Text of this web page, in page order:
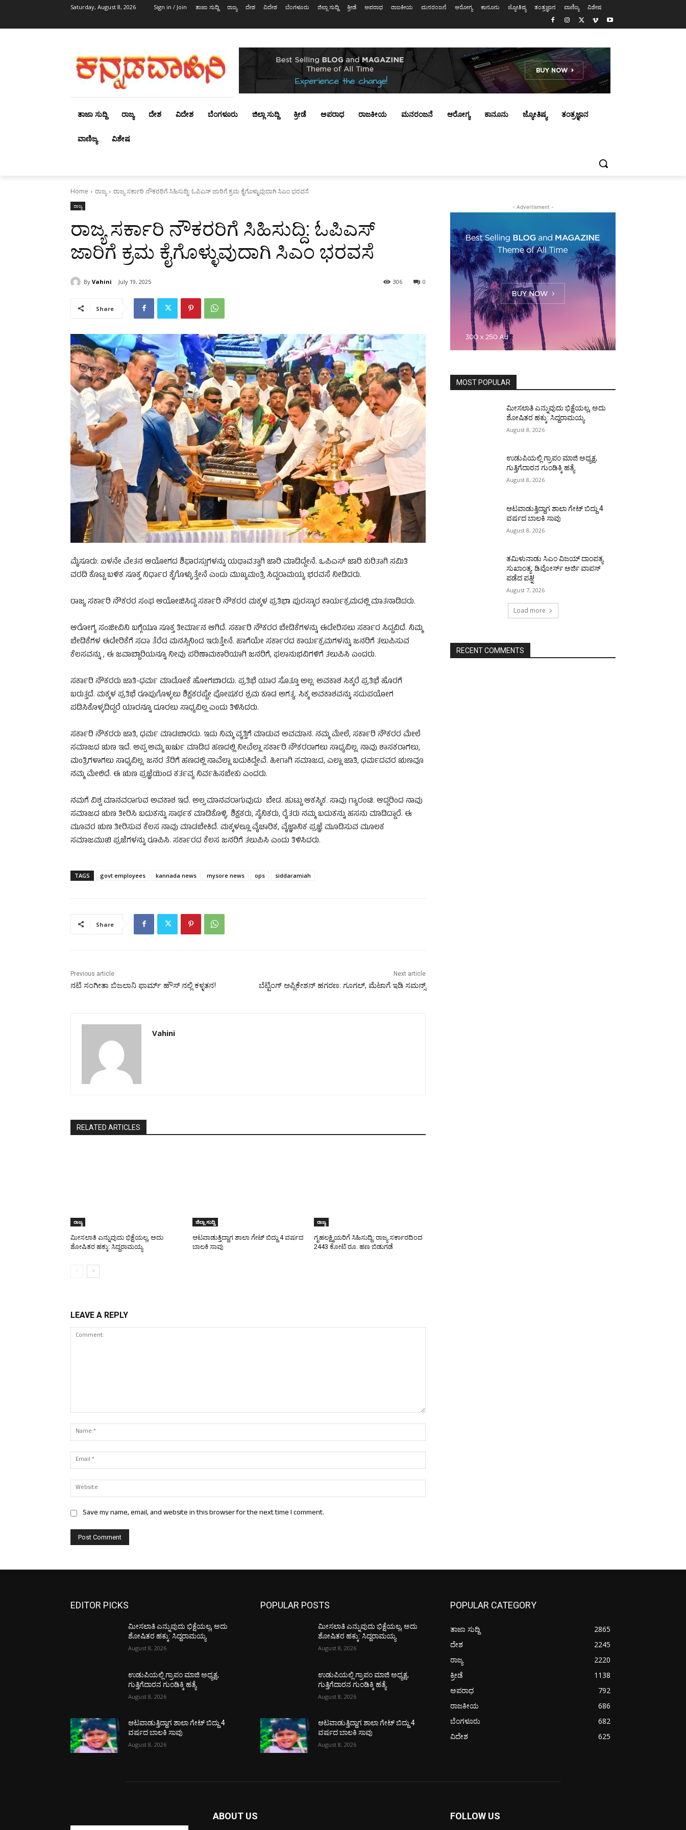
Saturday, August 8, 2026 Sign in / Join ತಾಜಾ ಸುದ್ದಿ ರಾಜ್ಯ ದೇಶ ವಿದೇಶ ಬೆಂಗಳೂರು ಜಿಲ್ಲಾ ಸುದ್ದಿ ಕ್ರೀಡೆ ಅಪರಾಧ ರಾಜಕೀಯ ಮನರಂಜನೆ ಆರೋಗ್ಯ ಕಾನೂನು ಜ್ಯೋತಿಷ್ಯ ತಂತ್ರಜ್ಞಾನ ವಾಣಿಜ್ಯ ವಿಶೇಷ
ತಾಜಾ ಸುದ್ದಿ ರಾಜ್ಯ ದೇಶ ವಿದೇಶ ಬೆಂಗಳೂರು ಜಿಲ್ಲಾ ಸುದ್ದಿ ಕ್ರೀಡೆ ಅಪರಾಧ ರಾಜಕೀಯ ಮನರಂಜನೆ ಆರೋಗ್ಯ ಕಾನೂನು ಜ್ಯೋತಿಷ್ಯ ತಂತ್ರಜ್ಞಾನ
ವಾಣಿಜ್ಯ ವಿಶೇಷ
Home ರಾಜ್ಯ ರಾಜ್ಯ ಸರ್ಕಾರಿ ನೌಕರರಿಗೆ ಸಿಹಿಸುದ್ದಿ: ಓಪಿಎಸ್ ಜಾರಿಗೆ ಕ್ರಮ ಕೈಗೊಳ್ಳುವುದಾಗಿ ಸಿಎಂ ಭರವಸೆ
ರಾಜ್ಯ
ರಾಜ್ಯ ಸರ್ಕಾರಿ ನೌಕರರಿಗೆ ಸಿಹಿಸುದ್ದಿ: ಓಪಿಎಸ್
ಜಾರಿಗೆ ಕ್ರಮ ಕೈಗೊಳ್ಳುವುದಾಗಿ ಸಿಎಂ ಭರವಸೆ
By Vahini July 19, 2025 0
306
Share
ಮೈಸೂರು: ಏಳನೇ ವೇತನ‌ ಆಯೋಗದ ಶಿಫಾರಸ್ಸುಗಳನ್ನು ಯಥಾವತ್ತಾಗಿ ಜಾರಿ ಮಾಡಿದ್ದೇನೆ. ಒಪಿಎಸ್ ಜಾರಿ ಕುರಿತಾಗಿ ಸಮಿತಿ
ವರದಿ ಕೊಟ್ಟ ಬಳಿಕ‌ ಸೂಕ್ತ ನಿರ್ಧಾರ ಕೈಗೊಳ್ಳುತ್ತೇನೆ ಎಂದು ಮುಖ್ಯಮಂತ್ರಿ ಸಿದ್ದರಾಮಯ್ಯ ಭರವಸೆ ನೀಡಿದರು.
ರಾಜ್ಯ ಸರ್ಕಾರಿ ನೌಕರರ ಸಂಘ ಆಯೋಜಿಸಿದ್ದ ಸರ್ಕಾರಿ ನೌಕರರ ಮಕ್ಕಳ ಪ್ರತಿಭಾ ಪುರಸ್ಕಾರ ಕಾರ್ಯಕ್ರಮದಲ್ಲಿ ಮಾತನಾಡಿದರು.
ಆರೋಗ್ಯ ಸಂಜೀವಿನಿ ಬಗ್ಗೆಯೂ ಸೂಕ್ತ ತೀರ್ಮಾನ ಆಗಿದೆ. ಸರ್ಕಾರಿ ನೌಕರರ ಬೇಡಿಕೆಗಳನ್ನು ಈಡೇರಿಸಲು ಸರ್ಕಾರ ಸಿದ್ದವಿದೆ. ನಿಮ್ಮ
ಬೇಡಿಕೆಗಳ ಈಡೇರಿಕೆಗೆ ಸದಾ ತೆರೆದ ಮನಸ್ಸಿನಿಂದ ಇರುತ್ತೇನೆ. ಹಾಗೆಯೇ ಸರ್ಕಾರದ ಕಾರ್ಯಕ್ರಮಗಳನ್ನು ಜನರಿಗೆ ತಲುಪಿಸುವ
ಕೆಲಸವನ್ನು , ಈ ಜವಾಬ್ದಾರಿಯನ್ನೂ ನೀವು ಪರಿಣಾಮಕಾರಿಯಾಗಿ ಜನರಿಗೆ, ಫಲಾನುಭವಿಗಳಿಗೆ ತಲುಪಿಸಿ ಎಂದರು.
ಸರ್ಕಾರಿ ನೌಕರರು ಜಾತಿ-ಧರ್ಮ‌ ಮಾಡೋಕೆ ಹೋಗಬಾರದು. ಪ್ರತಿಭೆ ಯಾರ ಸೊತ್ತೂ ಅಲ್ಲ. ಅವಕಾಶ ಸಿಕ್ಕರೆ ಪ್ರತಿಭೆ ಹೊರಗೆ
ಬರುತ್ತದೆ. ಮಕ್ಕಳ ಪ್ರತಿಭೆ ರೂಪುಗೊಳ್ಳಲು ಶಿಕ್ಷಕರಷ್ಟೇ ಪೋಷಕರ ಶ್ರಮ ಕೂಡ ಅಗತ್ಯ. ಸಿಕ್ಕ ಅವಕಾಶವನ್ನು ಸದುಪಯೋಗ
ಪಡಿಸಿಕೊಳ್ಳದಿದ್ದರೆ ಯಾರನ್ನೂ ದೂರಲು ಸಾಧ್ಯವಿಲ್ಲ ಎಂದು ತಿಳಿಸಿದರು.
ಸರ್ಕಾರಿ ನೌಕರರು ಜಾತಿ, ಧರ್ಮ ಮಾಡಬಾರದು. ಇದು ನಿಮ್ಮ ವೃತ್ತಿಗೆ ಮಾಡುವ ಅವಮಾನ. ನಮ್ಮ ಮೇಲೆ, ಸರ್ಕಾರಿ ನೌಕರರ ಮೇಲೆ
ಸಮಾಜದ ಋಣ ಇದೆ. ಅಪ್ಪ ಅಮ್ಮ ಖರ್ಚು ಮಾಡಿದ ಹಣದಲ್ಲಿ ನೀವೆಲ್ಲಾ ಸರ್ಕಾರಿ ನೌಕರರಾಗಲು ಸಾಧ್ಯವಿಲ್ಲ. ನಾವು ಶಾಸಕರಾಗಲು,
ಮಂತ್ರಿಗಳಾಗಲು ಸಾಧ್ಯವಿಲ್ಲ. ಜನರ ತೆರಿಗೆ ಹಣದಲ್ಲಿ ನಾವೆಲ್ಲಾ ಬದುಕಿದ್ದೇವೆ. ಹೀಗಾಗಿ ಸಮಾಜದ, ಎಲ್ಲಾ ಜಾತಿ, ಧರ್ಮದವರ ಋಣವೂ
ನಮ್ಮ ಮೇಲಿದೆ. ಈ ಋಣ ಪ್ರಜ್ಞೆಯಿಂದ ಕರ್ತವ್ಯ ನಿರ್ವಹಿಸಬೇಕು ಎಂದರು.
ನಮಗೆ ವಿಶ್ವ ಮಾನವರಾಗುವ ಅವಕಾಶ ಇದೆ. ಅಲ್ಪ ಮಾನವರಾಗುವುದು ಬೇಡ. ಹುಟ್ಟು ಆಕಸ್ಮಿಕ. ಸಾವು ಗ್ಯಾರಂಟಿ. ಆದ್ದರಿಂದ ನಾವು
ಸಮಾಜದ ಋಣ ತೀರಿಸಿ ಬದುಕನ್ನು ಸಾರ್ಥಕ ಮಾಡಿಕೊಳ್ಳಿ. ಶಿಕ್ಷಕರು, ಸೈನಿಕರು, ರೈತರು ನಮ್ಮ ಬದುಕನ್ನು ಹಸನು ಮಾಡಿದ್ದಾರೆ. ಈ
ಮೂವರ ಋಣ ತೀರಿಸುವ ಕೆಲಸ ನಾವು ಮಾಡಬೇಕಿದೆ. ಮಕ್ಕಳಲ್ಲೂ ವೈಚಾರಿಕ, ವೈಜ್ಞಾನಿಕ ಪ್ರಜ್ಞೆ ಮೂಡಿಸುವ ಮೂಲಕ
ಸಮಾಜಮುಖಿ ಪ್ರಜೆಗಳನ್ನು ರೂಪಿಸಿ. ಸರ್ಕಾರದ ಕೆಲಸ ಜನರಿಗೆ ತಲುಪಿಸಿ ಎಂದು ತಿಳಿಸಿದರು.
TAGS govt employees kannada news mysore news ops siddaramiah
Share
Previous article
ನಟಿ ಸಂಗೀತಾ ಬಿಜಲಾನಿ ಫಾರ್ಮ್ ಹೌಸ್ ನಲ್ಲಿ ಕಳ್ಳತನ!
Next article
ಬೆಟ್ಟಿಂಗ್ ಅಪ್ಲಿಕೇಶನ್ ಹಗರಣ: ಗೂಗಲ್, ಮೆಟಾಗೆ ಇಡಿ ಸಮನ್ಸ್
Vahini
RELATED ARTICLES
ರಾಜ್ಯ
ಮೀಸಲಾತಿ ಎನ್ನುವುದು ಭಿಕ್ಷೆಯಲ್ಲ, ಅದು
ಶೋಷಿತರ ಹಕ್ಕು: ಸಿದ್ದರಾಮಯ್ಯ
ಜಿಲ್ಲಾ ಸುದ್ದಿ
ಆಟವಾಡುತ್ತಿದ್ದಾಗ ಶಾಲಾ ಗೇಟ್‌ ಬಿದ್ದು 4 ವರ್ಷದ
ಬಾಲಕಿ ಸಾವು
ರಾಜ್ಯ
ಗೃಹಲಕ್ಷ್ಮಿಯರಿಗೆ ಸಿಹಿಸುದ್ದಿ: ರಾಜ್ಯ ಸರ್ಕಾರದಿಂದ
2443 ಕೋಟಿ ರೂ. ಹಣ ಬಿಡುಗಡೆ
LEAVE A REPLY
Save my name, email, and website in this browser for the next time I comment.
- Advertisment -
MOST POPULAR
ಮೀಸಲಾತಿ ಎನ್ನುವುದು ಭಿಕ್ಷೆಯಲ್ಲ, ಅದು
ಶೋಷಿತರ ಹಕ್ಕು: ಸಿದ್ದರಾಮಯ್ಯ
August 8, 2026
ಉಡುಪಿಯಲ್ಲಿ ಗ್ರಾಪಂ ಮಾಜಿ ಅಧ್ಯಕ್ಷ,
ಗುತ್ತಿಗೆದಾರನ ಗುಂಡಿಕ್ಕಿ ಹತ್ಯೆ
August 8, 2026
ಆಟವಾಡುತ್ತಿದ್ದಾಗ ಶಾಲಾ ಗೇಟ್‌ ಬಿದ್ದು 4
ವರ್ಷದ ಬಾಲಕಿ ಸಾವು
August 8, 2026
ತಮಿಳುನಾಡು ಸಿಎಂ ವಿಜಯ್‌ ದಾಂಪತ್ಯ
ಸುಖಾಂತ್ಯ: ಡಿವೋರ್ಸ್‌ ಅರ್ಜಿ ವಾಪಸ್‌
ಪಡೆದ ಪತ್ನಿ!
August 7, 2026
Load more
RECENT COMMENTS
EDITOR PICKS
ಮೀಸಲಾತಿ ಎನ್ನುವುದು ಭಿಕ್ಷೆಯಲ್ಲ, ಅದು
ಶೋಷಿತರ ಹಕ್ಕು: ಸಿದ್ದರಾಮಯ್ಯ
August 8, 2026
ಉಡುಪಿಯಲ್ಲಿ ಗ್ರಾಪಂ ಮಾಜಿ ಅಧ್ಯಕ್ಷ,
ಗುತ್ತಿಗೆದಾರನ ಗುಂಡಿಕ್ಕಿ ಹತ್ಯೆ
August 8, 2026
ಆಟವಾಡುತ್ತಿದ್ದಾಗ ಶಾಲಾ ಗೇಟ್‌ ಬಿದ್ದು 4
ವರ್ಷದ ಬಾಲಕಿ ಸಾವು
August 8, 2026
POPULAR POSTS
ಮೀಸಲಾತಿ ಎನ್ನುವುದು ಭಿಕ್ಷೆಯಲ್ಲ, ಅದು
ಶೋಷಿತರ ಹಕ್ಕು: ಸಿದ್ದರಾಮಯ್ಯ
August 8, 2026
ಉಡುಪಿಯಲ್ಲಿ ಗ್ರಾಪಂ ಮಾಜಿ ಅಧ್ಯಕ್ಷ,
ಗುತ್ತಿಗೆದಾರನ ಗುಂಡಿಕ್ಕಿ ಹತ್ಯೆ
August 8, 2026
ಆಟವಾಡುತ್ತಿದ್ದಾಗ ಶಾಲಾ ಗೇಟ್‌ ಬಿದ್ದು 4
ವರ್ಷದ ಬಾಲಕಿ ಸಾವು
August 8, 2026
POPULAR CATEGORY
ತಾಜಾ ಸುದ್ದಿ
2865
ದೇಶ
2245
ರಾಜ್ಯ
2220
ಕ್ರೀಡೆ
1138
ಅಪರಾಧ
792
ರಾಜಕೀಯ
686
ಬೆಂಗಳೂರು
682
ವಿದೇಶ
625
ABOUT US FOLLOW US